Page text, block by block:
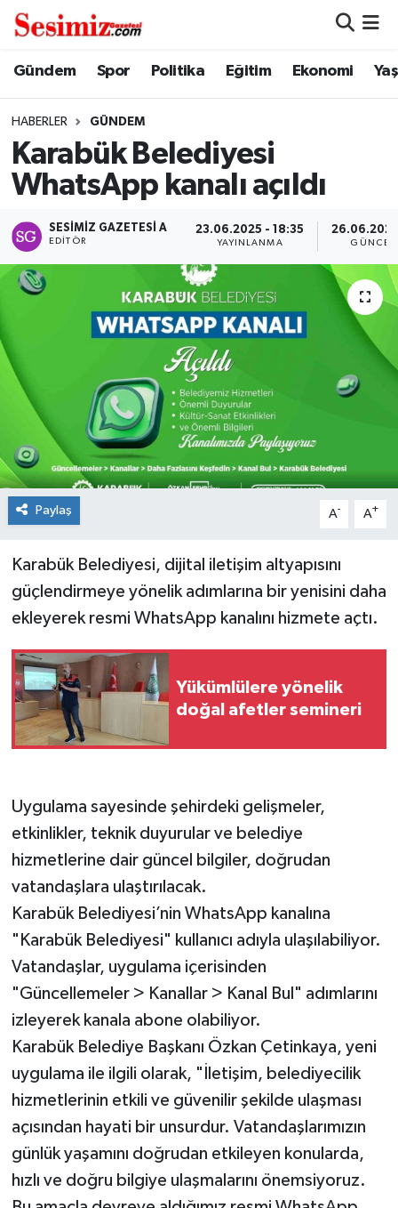
Gündem Spor Politika Eğitim Ekonomi
HABERLER GÜNDEM
Karabük Belediyesi
WhatsApp kanalı açıldı
SESIMIZ GAZETESI A
EDITÖR
23.06.2025 - 18:35
YAYINLANMA
Paylaş A- A+
Karabük Belediyesi, dijital iletişim altyapısını
güçlendirmeye yönelik adımlarına bir yenisini daha
ekleyerek resmi WhatsApp kanalını hizmete açtı.
Yükümlülere yönelik
doğal afetler semineri
Uygulama sayesinde şehirdeki gelişmeler,
etkinlikler, teknik duyurular ve belediye
hizmetlerine dair güncel bilgiler, doğrudan
vatandaşlara ulaştırılacak.
Karabük Belediyesi’nin WhatsApp kanalına
"Karabük Belediyesi" kullanıcı adıyla ulaşılabiliyor.
Vatandaşlar, uygulama içerisinden
"Güncellemeler > Kanallar > Kanal Bul" adımlarını
izleyerek kanala abone olabiliyor.
Karabük Belediye Başkanı Özkan Çetinkaya, yeni
uygulama ile ilgili olarak, "İletişim, belediyecilik
hizmetlerinin etkili ve güvenilir şekilde ulaşması
açısından hayati bir unsurdur. Vatandaşlarımızın
günlük yaşamını doğrudan etkileyen konularda,
hızlı ve doğru bilgiye ulaşmalarını önemsiyoruz.
Dünya
Ekonomi
Gündem
Politika
Spor
Teknoloji
Tokat Haberleri
Yaşam
Nöbetçi Eczaneler
Hava Durumu
Namaz Vakitleri
Trafik Durumu
Süper Lig Puan Durumu ve Fikstür
Tüm Manşetler
Son Dakika Haberleri
Haber Arşivi